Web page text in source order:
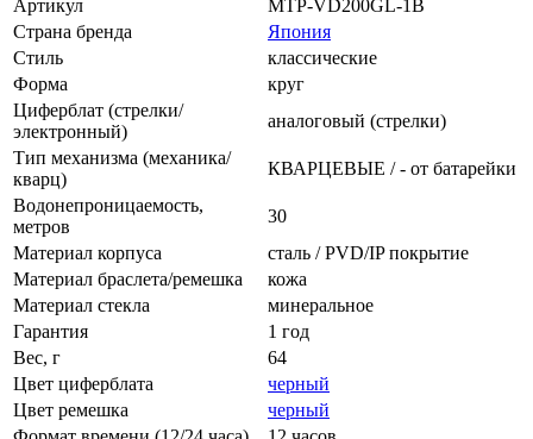
Артикул
MTP-VD200GL-1B
Страна бренда
Япония
Стиль
классические
Форма
круг
Циферблат (стрелки/
электронный)
аналоговый (стрелки)
Тип механизма (механика/
кварц)
КВАРЦЕВЫЕ / - от батарейки
Водонепроницаемость,
метров
30
Материал корпуса
сталь / PVD/IP покрытие
Материал браслета/ремешка
кожа
Материал стекла
минеральное
Гарантия
1 год
Вес, г
64
Цвет циферблата
черный
Цвет ремешка
черный